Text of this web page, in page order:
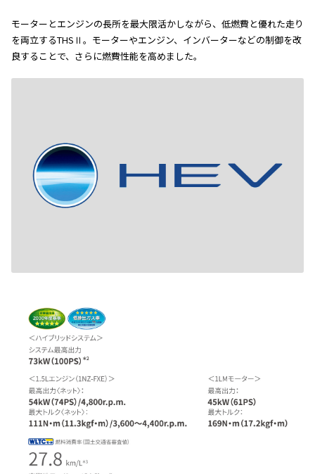
モーターとエンジンの長所を最大限活かしながら、低燃費と優れた走り
を両立するTHSⅡ。モーターやエンジン、インバーターなどの制御を改
良することで、さらに燃費性能を高めました。